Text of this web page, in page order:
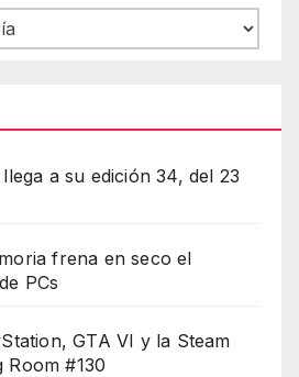
a su edición 34, del 23
frena en seco el
PCs
GTA VI y la Steam
Room #130